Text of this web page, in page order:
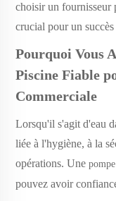
choisir un fournisseur
crucial pour un
Pourquoi Vous
Piscine Fiable
Commerciale
Lorsqu'il s'agit d'eau
liée à l'hygiène, à la
opérations. Une
pouvez avoir